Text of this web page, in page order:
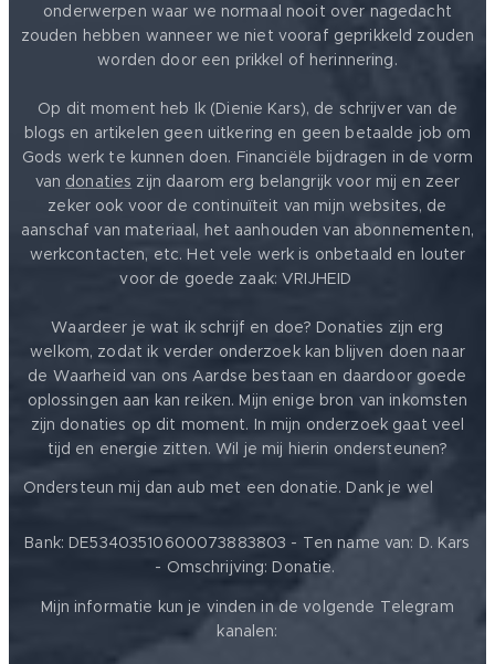
onderwerpen waar we normaal nooit over nagedacht
zouden hebben wanneer we niet vooraf geprikkeld zouden
worden door een prikkel of herinnering.
Op dit moment heb Ik (Dienie Kars), de schrijver van de
blogs en artikelen geen uitkering en geen betaalde job om
Gods werk te kunnen doen. Financiële bijdragen in de vorm
van donaties zijn daarom erg belangrijk voor mij en zeer
zeker ook voor de continuïteit van mijn websites, de
aanschaf van materiaal, het aanhouden van abonnementen,
werkcontacten, etc. Het vele werk is onbetaald en louter
voor de goede zaak: VRIJHEID ❤️
Waardeer je wat ik schrijf en doe? Donaties zijn erg
welkom, zodat ik verder onderzoek kan blijven doen naar
de Waarheid van ons Aardse bestaan en daardoor goede
oplossingen aan kan reiken. Mijn enige bron van inkomsten
zijn donaties op dit moment. In mijn onderzoek gaat veel
tijd en energie zitten. Wil je mij hierin ondersteunen?
Ondersteun mij dan aub met een donatie. Dank je wel
Bank: DE53403510600073883803 - Ten name van: D. Kars
- Omschrijving: Donatie.
Mijn informatie kun je vinden in de volgende Telegram
kanalen: